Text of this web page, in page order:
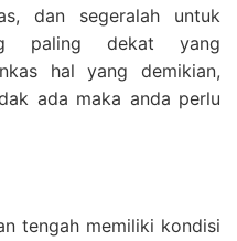
dan segeralah untuk
paling dekat yang
hal yang demikian,
ada maka anda perlu
tengah memiliki kondisi